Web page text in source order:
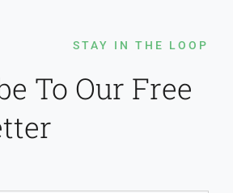
STAY IN THE LOOP
To Our Free